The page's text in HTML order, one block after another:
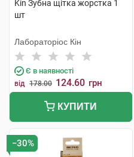
Kin Зубна щітка жорстка 1
шт
Лабораторіос Кін
Є в наявності
від 178.00 124.60 грн
КУПИТИ
−30%